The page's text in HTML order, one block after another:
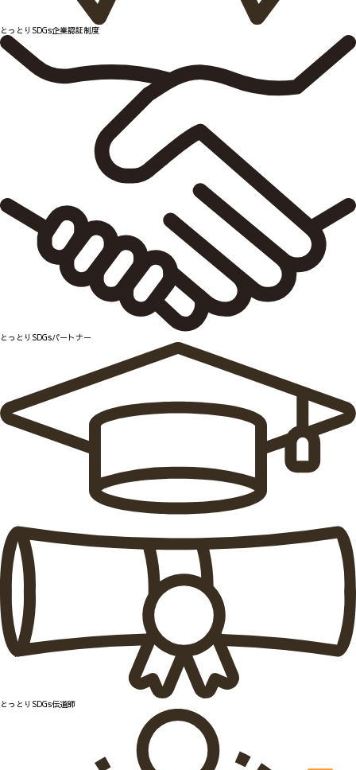
とっとりSDGs企業認証制度
とっとりSDGsパートナー
とっとりSDGs伝道師